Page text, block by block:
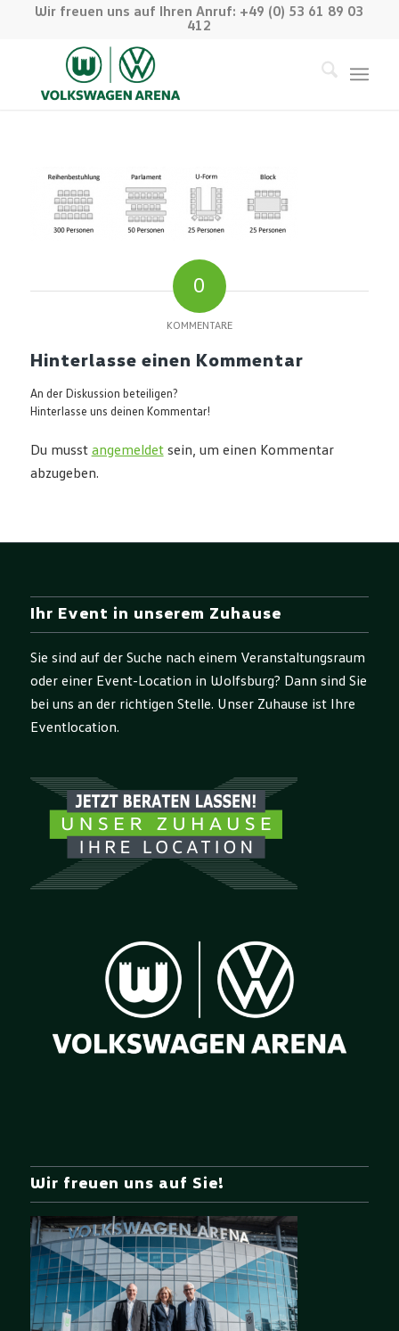
Wir freuen uns auf Ihren Anruf: +49 (0) 53 61 89 03
412
0
KOMMENTARE
Hinterlasse einen Kommentar
An der Diskussion beteiligen?
Hinterlasse uns deinen Kommentar!
Du musst angemeldetsein, um einen Kommentar
abzugeben.
Ihr Event in unserem Zuhause
Sie sind auf der Suche nach einem Veranstaltungsraum
oder einer Event-Location in Wolfsburg? Dann sind Sie
bei uns an der richtigen Stelle. Unser Zuhause ist Ihre
Eventlocation.
Wir freuen uns auf Sie!